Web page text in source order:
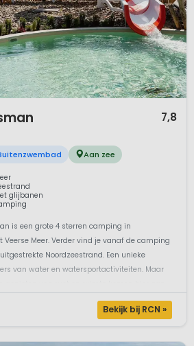
7,8
Aan zee
glijbanen
is een grote 4 sterren camping in
Meer. Verder vind je vanaf de camping
Noordzeestrand. Een unieke
van water en watersportactiviteiten. Maar
Bekijk bij RCN »